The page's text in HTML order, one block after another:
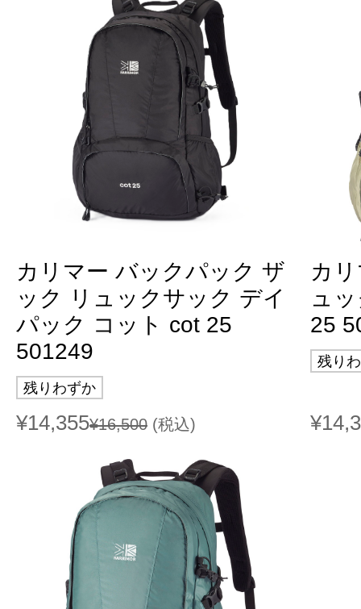
カリマー バックパック ザ
ック リュックサック デイ
パック コット cot 25
501249
残りわずか
¥14,355¥16,500 (税込)
カ
ュ
25
残り